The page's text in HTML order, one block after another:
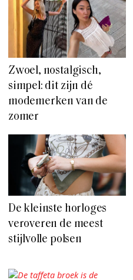
Zwoel, nostalgisch,
simpel: dit zijn dé
modemerken van de
zomer
De kleinste horloges
veroveren de meest
stijlvolle polsen